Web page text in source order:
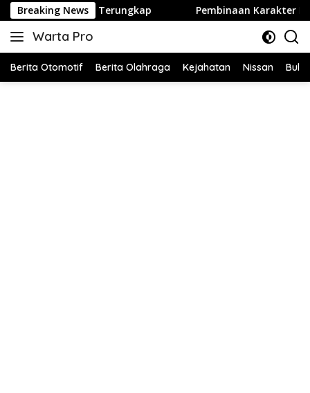
Langsung
ke
konten
Breaking NewsPembinaan Karakter Disiplin Oleh Babinsa
Warta Pro
Akurat
Terpercaya
Berita Otomotif Berita Olahraga Kejahatan Nissan